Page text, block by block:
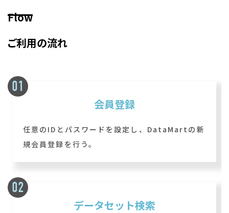
Flow
ご利用の流れ
会員登録
任意のIDとパスワードを設定し、DataMartの新
規会員登録を行う。
データセット検索